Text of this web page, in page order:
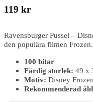
119 kr
Ravensburger Pussel –
den populära filmen Frozen.
100 bitar
Färdig storlek: 49 x
Motiv: Disney
Rekommenderad